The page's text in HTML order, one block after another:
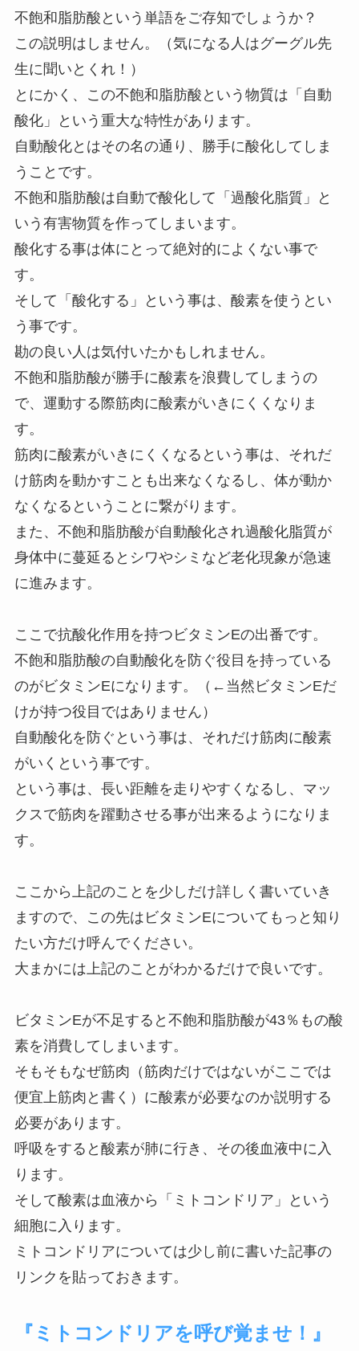
不飽和脂肪酸という単語をご存知でしょうか？
この説明はしません。（気になる人はグーグル先
生に聞いとくれ！）
とにかく、この不飽和脂肪酸という物質は「自動
酸化」という重大な特性があります。
自動酸化とはその名の通り、勝手に酸化してしま
うことです。
不飽和脂肪酸は自動で酸化して「過酸化脂質」と
いう有害物質を作ってしまいます。
酸化する事は体にとって絶対的によくない事で
す。
そして「酸化する」という事は、酸素を使うとい
う事です。
勘の良い人は気付いたかもしれません。
不飽和脂肪酸が勝手に酸素を浪費してしまうの
で、運動する際筋肉に酸素がいきにくくなりま
す。
筋肉に酸素がいきにくくなるという事は、それだ
け筋肉を動かすことも出来なくなるし、体が動か
なくなるということに繋がります。
また、不飽和脂肪酸が自動酸化され過酸化脂質が
身体中に蔓延るとシワやシミなど老化現象が急速
に進みます。
ここで抗酸化作用を持つビタミンEの出番です。
不飽和脂肪酸の自動酸化を防ぐ役目を持っている
のがビタミンEになります。（←当然ビタミンEだ
けが持つ役目ではありません）
自動酸化を防ぐという事は、それだけ筋肉に酸素
がいくという事です。
という事は、長い距離を走りやすくなるし、マッ
クスで筋肉を躍動させる事が出来るようになりま
す。
ここから上記のことを少しだけ詳しく書いていき
ますので、この先はビタミンEについてもっと知り
たい方だけ呼んでください。
大まかには上記のことがわかるだけで良いです。
ビタミンEが不足すると不飽和脂肪酸が43％もの酸
素を消費してしまいます。
そもそもなぜ筋肉（筋肉だけではないがここでは
便宜上筋肉と書く）に酸素が必要なのか説明する
必要があります。
呼吸をすると酸素が肺に行き、その後血液中に入
ります。
そして酸素は血液から「ミトコンドリア」という
細胞に入ります。
ミトコンドリアについては少し前に書いた記事の
リンクを貼っておきます。
『ミトコンドリアを呼び覚ませ！』